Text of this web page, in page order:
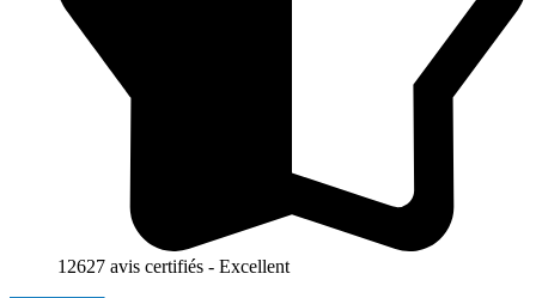
12627 avis certifiés - Excellent